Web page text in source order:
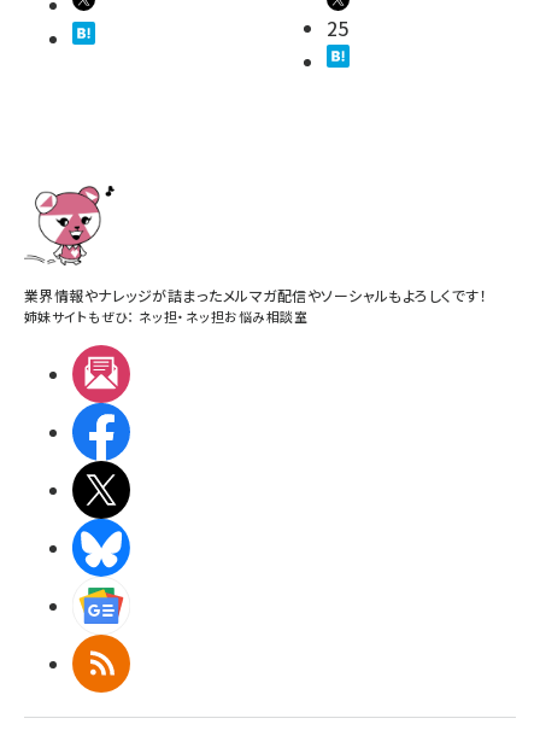
25
業界情報やナレッジが詰まったメルマガ配信やソーシャルもよろしくです！
姉妹サイトもぜひ： ネッ担・ ネッ担お悩み相談室
RSS